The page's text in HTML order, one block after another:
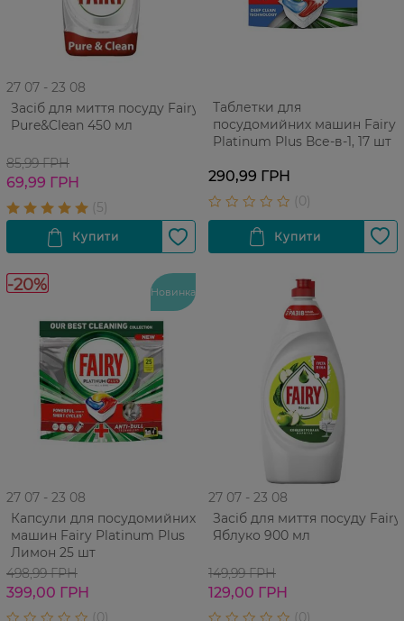
27 07 - 23 08
Засіб для миття посуду Fairy
Pure&Clean 450 мл
85,99 ГРН
69,99 ГРН
Таблетки для
посудомийних машин Fairy
Platinum Plus Все-в-1, 17 шт
290,99 ГРН
-20% Новинка
27 07 - 23 08
Капсули для посудомийних
машин Fairy Platinum Plus
Лимон 25 шт
498,99 ГРН
399,00 ГРН
27 07 - 23 08
Засіб для миття посуду Fairy
Яблуко 900 мл
149,99 ГРН
129,00 ГРН